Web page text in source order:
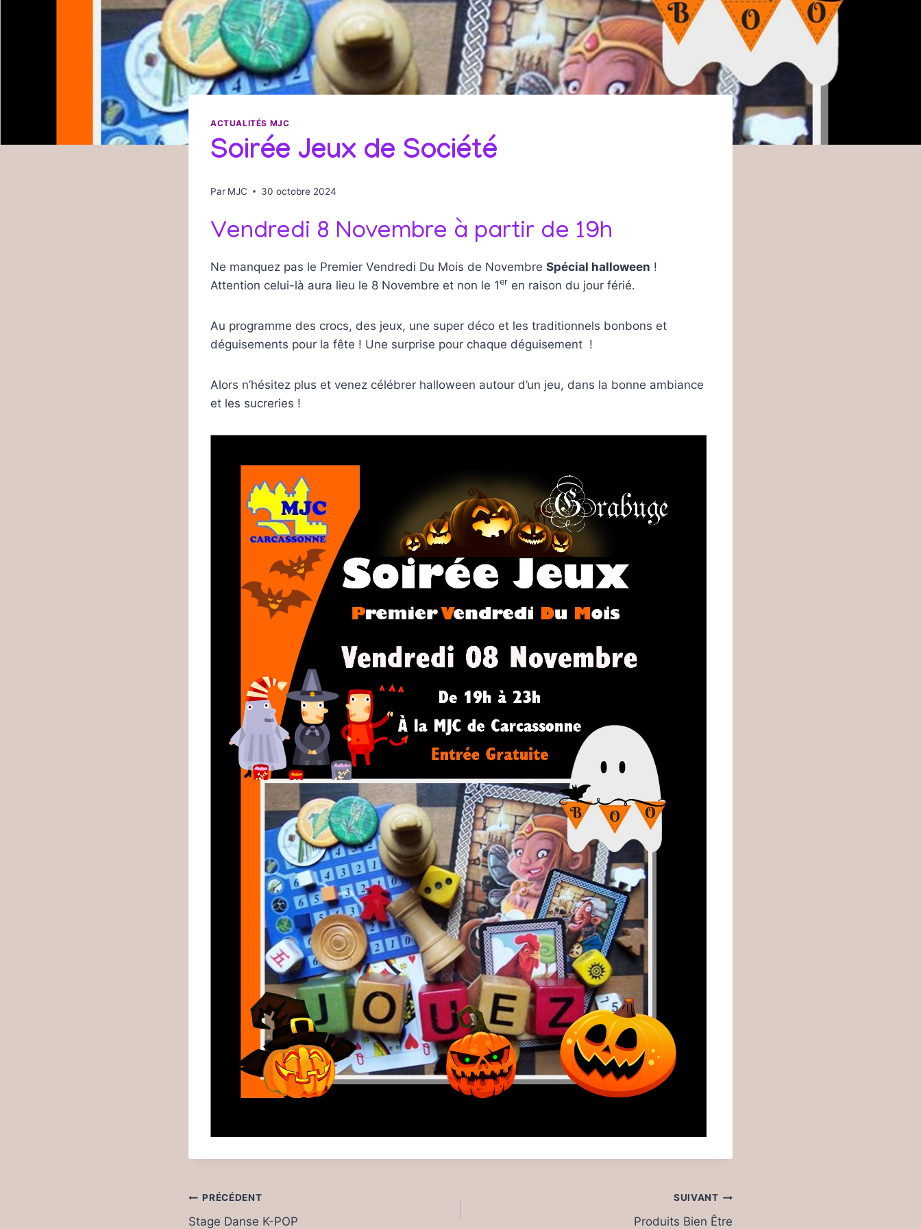
ACTUALITÉS MJC
Soirée Jeux de Société
Par MJC 30 octobre 2024
Vendredi 8 Novembre à partir de 19h
Ne manquez pas le Premier Vendredi Du Mois de Novembre Spécial halloween !
Attention celui-là aura lieu le 8 Novembre et non le 1er en raison du jour férié.
Au programme des crocs, des jeux, une super déco et les traditionnels bonbons et
déguisements pour la fête ! Une surprise pour chaque déguisement !
Alors n’hésitez plus et venez célébrer halloween autour d’un jeu, dans la bonne ambiance
et les sucreries !
Navigation
PRÉCÉDENT
Stage Danse K-POP
SUIVANT
Produits Bien Être